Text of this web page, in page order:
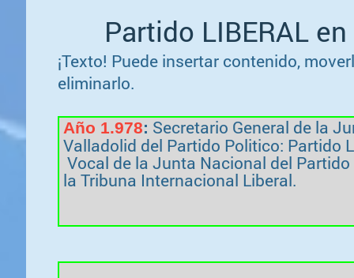
Partido LIBERAL
¡Texto! Puede insertar contenido,
eliminarlo.
Año 1.978: Secretario General de la
Valladolid del Partido Politico: Partido
Vocal de la Junta Nacional del
la Tribuna Internacional Liberal.